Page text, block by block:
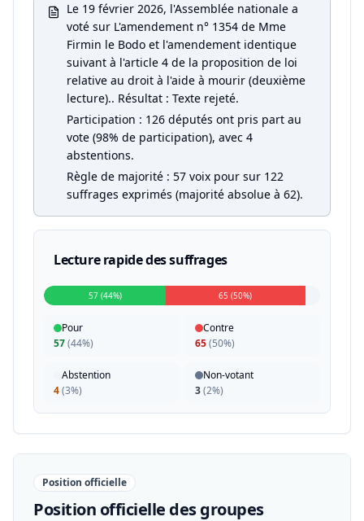
Le 19 février 2026, l'Assemblée nationale a
voté sur L'amendement n° 1354 de Mme
Firmin le Bodo et l'amendement identique
suivant à l'article 4 de la proposition de loi
relative au droit à l'aide à mourir (deuxième
lecture).. Résultat : Texte rejeté.
Participation : 126 députés ont pris part au
vote (98% de participation), avec 4
abstentions.
Règle de majorité : 57 voix pour sur 122
suffrages exprimés (majorité absolue à 62).
Lecture rapide des suffrages
57 (44%) 65 (50%)
Pour
57(44%)
Contre
65(50%)
Abstention
4(3%)
Non-votant
3(2%)
Position officielle
Position officielle des groupes